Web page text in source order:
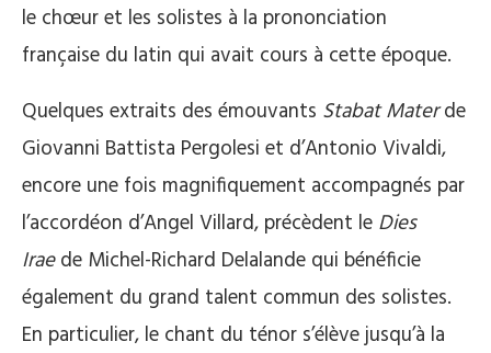
le chœur et les solistes à la prononciation
française du latin qui avait cours à cette époque.
Quelques extraits des émouvants Stabat Materde
Giovanni Battista Pergolesi et d’Antonio Vivaldi,
encore une fois magnifiquement accompagnés par
l’accordéon d’Angel Villard, précèdent le Dies
Iraede Michel-Richard Delalande qui bénéficie
également du grand talent commun des solistes.
En particulier, le chant du ténor s’élève jusqu’à la